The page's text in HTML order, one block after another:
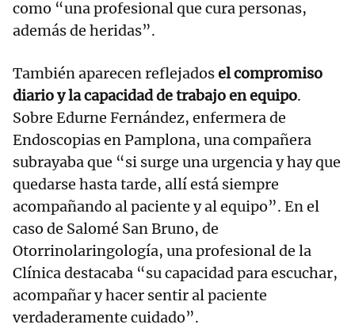
como “una profesional que cura personas,
además de heridas”.
También aparecen reflejadosel compromiso
diario y la capacidad de trabajo en equipo.
Sobre Edurne Fernández, enfermera de
Endoscopias en Pamplona, una compañera
subrayaba que “si surge una urgencia y hay que
quedarse hasta tarde, allí está siempre
acompañando al paciente y al equipo”. En el
caso de Salomé San Bruno, de
Otorrinolaringología, una profesional de la
Clínica destacaba “su capacidad para escuchar,
acompañar y hacer sentir al paciente
verdaderamente cuidado”.